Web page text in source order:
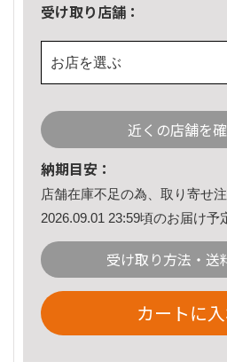
受け取り店舗：
お店を選ぶ
近くの店舗を
納期目安：
店舗在庫不足の為、取り寄せ注
2026.09.01 23:59頃のお届け予
受け取り方法・送
カートに